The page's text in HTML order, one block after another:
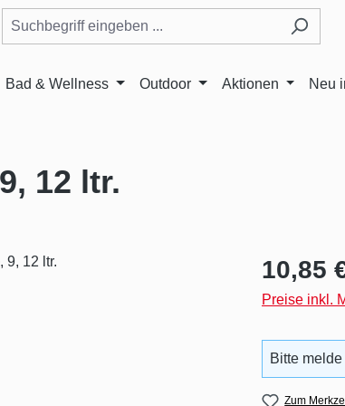
Bad & Wellness Outdoor Aktionen Neu
12 ltr.
Regulärer
10,85
Preise inkl.
Bitte
Zum